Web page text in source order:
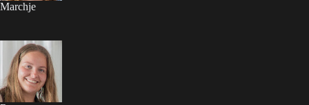
Marchje